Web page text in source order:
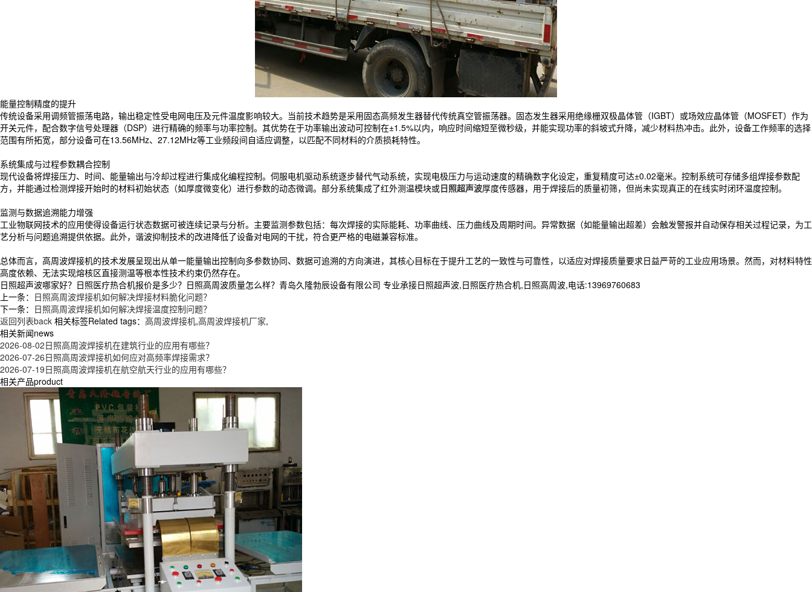
能量控制精度的提升
传统设备采用调频管振荡电路，输出稳定性受电网电压及元件温度影响较大。当前技术趋势是采用固态高频发生器替代传统真空管振荡器。固态发生器采用绝缘栅双极晶体管（IGBT）或场效应晶体管（MOSFET）作为
开关元件，配合数字信号处理器（DSP）进行精确的频率与功率控制。其优势在于功率输出波动可控制在±1.5%以内，响应时间缩短至微秒级，并能实现功率的斜坡式升降，减少材料热冲击。此外，设备工作频率的选择
范围有所拓宽，部分设备可在13.56MHz、27.12MHz等工业频段间自适应调整，以匹配不同材料的介质损耗特性。
系统集成与过程参数耦合控制
现代设备将焊接压力、时间、能量输出与冷却过程进行集成化编程控制。伺服电机驱动系统逐步替代气动系统，实现电极压力与运动速度的精确数字化设定，重复精度可达±0.02毫米。控制系统可存储多组焊接参数配
方，并能通过检测焊接开始时的材料初始状态（如厚度微变化）进行参数的动态微调。部分系统集成了红外测温模块或日照超声波厚度传感器，用于焊接后的质量初筛，但尚未实现真正的在线实时闭环温度控制。
监测与数据追溯能力增强
工业物联网技术的应用使得设备运行状态数据可被连续记录与分析。主要监测参数包括：每次焊接的实际能耗、功率曲线、压力曲线及周期时间。异常数据（如能量输出超差）会触发警报并自动保存相关过程记录，为工
艺分析与问题追溯提供依据。此外，谐波抑制技术的改进降低了设备对电网的干扰，符合更严格的电磁兼容标准。
总体而言，高周波焊接机的技术发展呈现出从单一能量输出控制向多参数协同、数据可追溯的方向演进，其核心目标在于提升工艺的一致性与可靠性，以适应对焊接质量要求日益严苛的工业应用场景。然而，对材料特性
高度依赖、无法实现熔核区直接测温等根本性技术约束仍然存在。
日照超声波哪家好？日照医疗热合机报价是多少？日照高周波质量怎么样？青岛久隆勃辰设备有限公司 专业承接日照超声波,日照医疗热合机,日照高周波,电话:13969760683
上一条： 日照高周波焊接机如何解决焊接材料脆化问题？
下一条： 日照高周波焊接机如何解决焊接温度控制问题？
返回列表back 相关标签Related tags： 高周波焊接机,高周波焊接机厂家,
相关新闻news
2026-08-02日照高周波焊接机在建筑行业的应用有哪些？
2026-07-26日照高周波焊接机如何应对高频率焊接需求？
2026-07-19日照高周波焊接机在航空航天行业的应用有哪些？
相关产品product